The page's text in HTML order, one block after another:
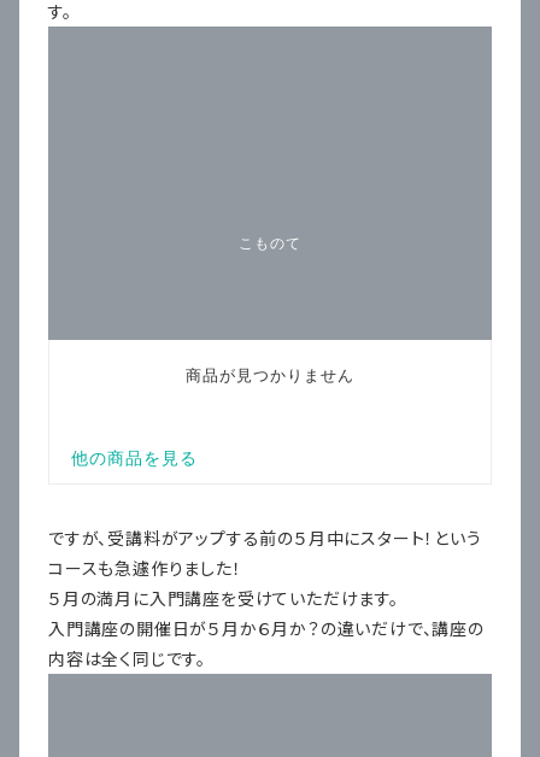
す。
ですが、受講料がアップする前の５月中にスタート！という
コースも急遽作りました！
５月の満月に入門講座を受けていただけます。
入門講座の開催日が５月か６月か？の違いだけで、講座の
内容は全く同じです。